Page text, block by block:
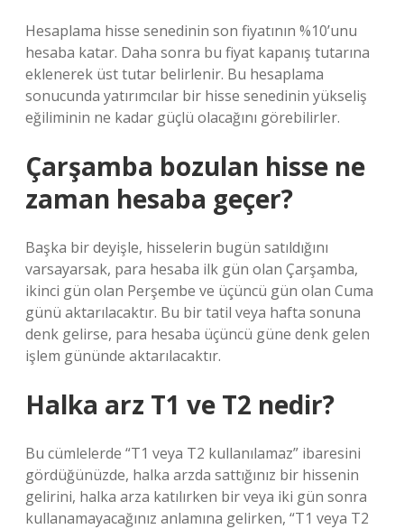
Hesaplama hisse senedinin son fiyatının %10’unu
hesaba katar. Daha sonra bu fiyat kapanış tutarına
eklenerek üst tutar belirlenir. Bu hesaplama
sonucunda yatırımcılar bir hisse senedinin yükseliş
eğiliminin ne kadar güçlü olacağını görebilirler.
Çarşamba bozulan hisse ne
zaman hesaba geçer?
Başka bir deyişle, hisselerin bugün satıldığını
varsayarsak, para hesaba ilk gün olan Çarşamba,
ikinci gün olan Perşembe ve üçüncü gün olan Cuma
günü aktarılacaktır. Bu bir tatil veya hafta sonuna
denk gelirse, para hesaba üçüncü güne denk gelen
işlem gününde aktarılacaktır.
Halka arz T1 ve T2 nedir?
Bu cümlelerde “T1 veya T2 kullanılamaz” ibaresini
gördüğünüzde, halka arzda sattığınız bir hissenin
gelirini, halka arza katılırken bir veya iki gün sonra
kullanamayacağınız anlamına gelirken, “T1 veya T2